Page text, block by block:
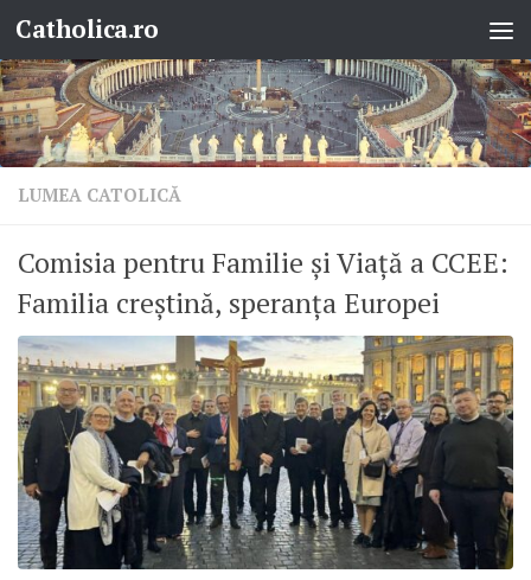
Skip to content
Catholica.ro
LUMEA CATOLICĂ
Comisia pentru Familie și Viață a CCEE:
Familia creștină, speranța Europei